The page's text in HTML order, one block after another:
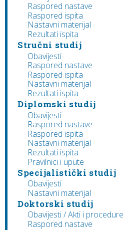
Raspored nastave
Raspored ispita
Nastavni materijal
Rezultati ispita
Stručni studij
Obavijesti
Raspored nastave
Raspored ispita
Nastavni materijal
Rezultati ispita
Diplomski studij
Obavijesti
Raspored nastave
Raspored ispita
Nastavni materijal
Rezultati ispita
Pravilnici i upute
Specijalistički studij
Obavijesti
Nastavni materijal
Doktorski studij
Obavijesti / Akti i procedure
Raspored nastave